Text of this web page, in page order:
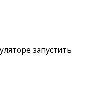
···
запустить
···